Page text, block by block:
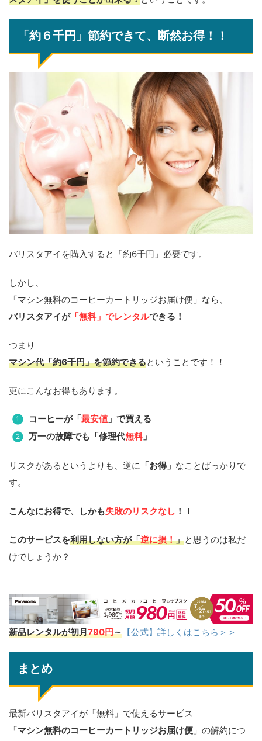
「約６千円」節約できて、断然お得！！
バリスタアイを購入すると「約6千円」必要です。
しかし、
「マシン無料のコーヒーカートリッジお届け便」なら、
バリスタアイが「無料」でレンタルできる！
つまり
マシン代「約6千円」を節約できるということです！！
更にこんなお得もあります。
コーヒーが「最安値」で買える
万一の故障でも「修理代無料」
リスクがあるというよりも、逆に 「お得」 なことばっかりで
す。
こんなにお得で、しかも失敗のリスクなし ！！
このサービスを利用しない方が「逆に損！」と思うのは私だ
けでしょうか？
新品レンタルが初月790円～ 【公式】詳しくはこちら＞＞
まとめ
最新バリスタアイが「無料」で使えるサービス
「マシン無料のコーヒーカートリッジお届け便 」の解約につ